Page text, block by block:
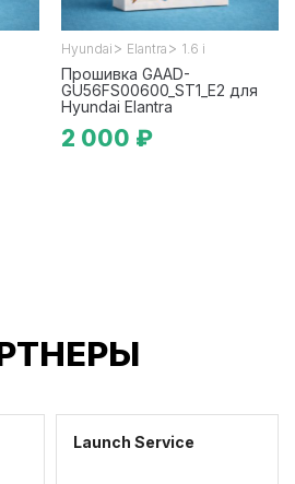
Hyundai > Elantra > 1.6 i
Прошивка GAAD-
GU56FS00600_ST1_E2 для
Hyundai Elantra
2 000 ₽
Launch Service